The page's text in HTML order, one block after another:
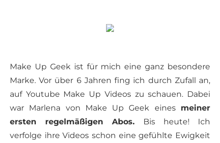
Make Up Geek ist für mich eine ganz besondere
Marke. Vor über 6 Jahren fing ich durch Zufall an,
auf Youtube Make Up Videos zu schauen. Dabei
war Marlena von Make Up Geek eines meiner
ersten regelmäßigen Abos. Bis heute! Ich
verfolge ihre Videos schon eine gefühlte Ewigkeit